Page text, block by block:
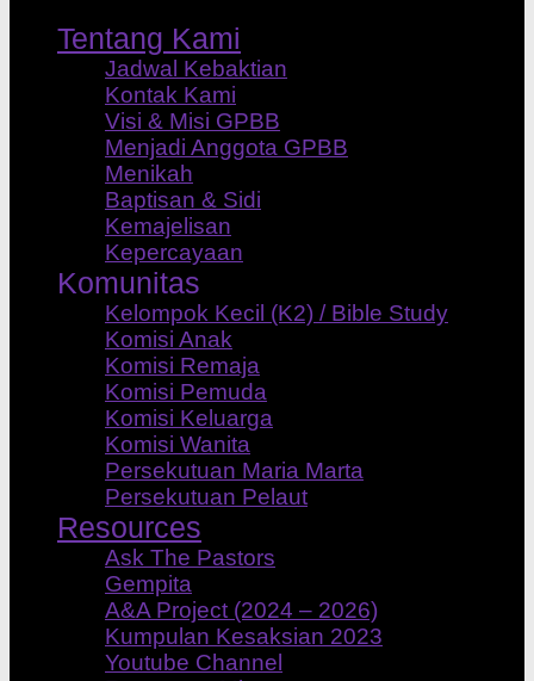
Tentang Kami
Jadwal Kebaktian
Kontak Kami
Visi & Misi GPBB
Menjadi Anggota GPBB
Menikah
Baptisan & Sidi
Kemajelisan
Kepercayaan
Komunitas
Kelompok Kecil (K2) / Bible Study
Komisi Anak
Komisi Remaja
Komisi Pemuda
Komisi Keluarga
Komisi Wanita
Persekutuan Maria Marta
Persekutuan Pelaut
Resources
Ask The Pastors
Gempita
A&A Project (2024 – 2026)
Kumpulan Kesaksian 2023
Youtube Channel